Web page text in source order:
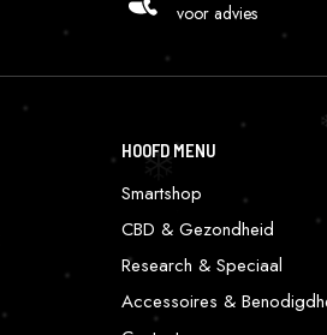
voor advies
HOOFD MENU
Smartshop
CBD & Gezondheid
Research & Speciaal
Accessoires &